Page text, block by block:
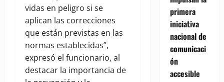
vidas en peligro si se
aplican las correcciones
que están previstas en las
normas establecidas”,
expresó el funcionario, al
destacar la importancia de
primera
iniciativa
nacional de
comunicaci
ón
accesible